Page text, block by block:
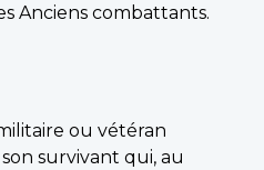
Anciens combattants.
ou vétéran
survivant qui, au